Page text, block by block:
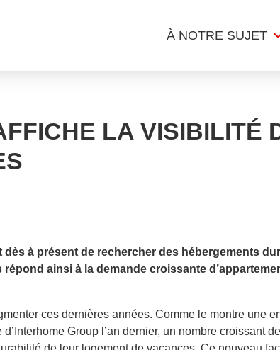
À NOTRE SUJET
LA VISIBILITÉ
dès à présent de rechercher des hébergements
ainsi à la demande croissante
ces dernières années. Comme le montre une
Group l’an dernier, un nombre croissant de